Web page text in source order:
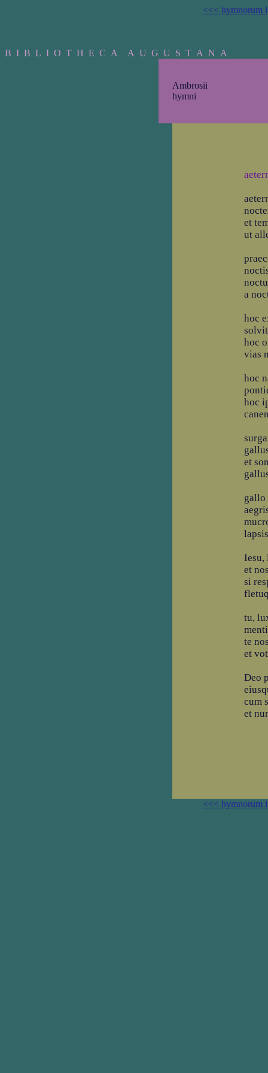
<<< hymnorum
B I B L I O T H E C A A U G U S T A N A
Ambrosii
hymni
et
ut
a
hoc
hoc
vias
hoc
hoc
et
gallo
Iesu,
et
si
tu,
te
et
Deo
cum
et
<<< hymnorum